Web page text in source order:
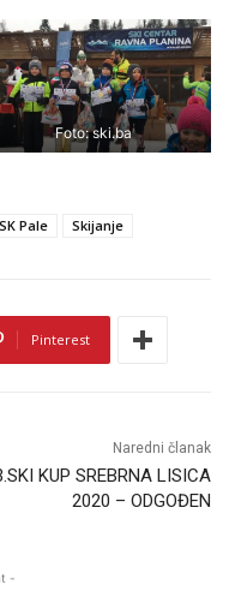
Foto: ski.ba
SK Pale Skijanje
Pinterest
Naredni članak
KUP SREBRNA LISICA
2020 – ODGOĐEN
-